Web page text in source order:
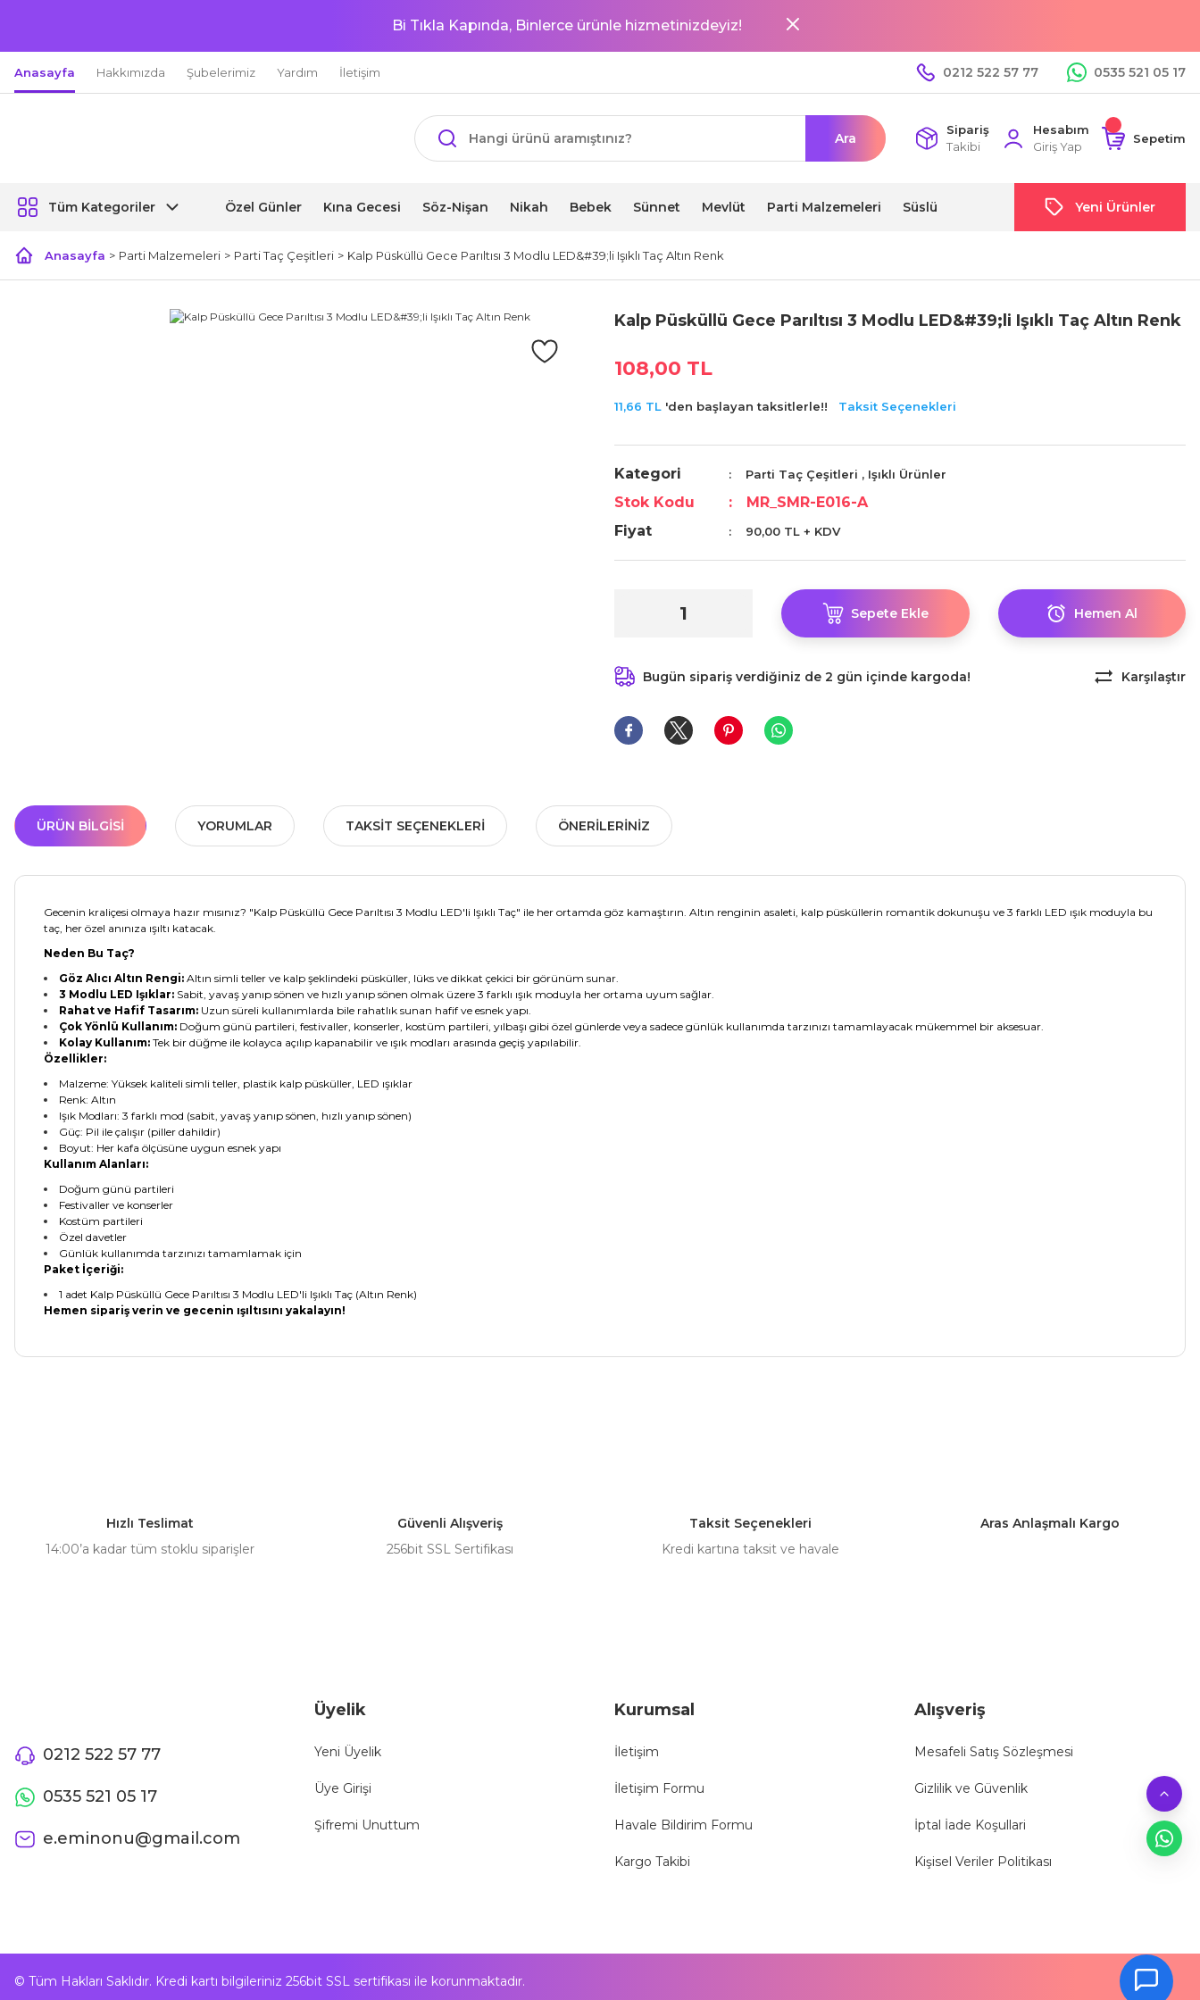
Bi Tıkla Kapında, Binlerce ürünle hizmetinizdeyiz!
Anasayfa Hakkımızda Şubelerimiz Yardım İletişim 0212 522 57 77 0535 521 05 17
Ara
Sipariş
Takibi
Hesabım
Giriş Yap
Sepetim
Tüm Kategoriler Özel Günler Kına Gecesi Söz-Nişan Nikah Bebek Sünnet Mevlüt Parti Malzemeleri Süslü Yeni Ürünler
Anasayfa Parti Malzemeleri Parti Taç Çeşitleri Kalp Püsküllü Gece Parıltısı 3 Modlu LED&#39;li Işıklı Taç Altın Renk
Kalp Püsküllü Gece Parıltısı 3 Modlu LED&#39;li Işıklı Taç Altın Renk
108,00 TL
11,66 TL 'den başlayan taksitlerle!! Taksit Seçenekleri
Kategori Parti Taç Çeşitleri , Işıklı Ürünler
Stok Kodu
MR_SMR-E016-A
Fiyat
90,00 TL + KDV
Sepete Ekle Hemen Al
Bugün sipariş verdiğiniz de 2 gün içinde kargoda! Karşılaştır
ÜRÜN BILGISI YORUMLAR TAKSIT SEÇENEKLERI ÖNERILERINIZ
Gecenin kraliçesi olmaya hazır mısınız? "Kalp Püsküllü Gece Parıltısı 3 Modlu LED'li Işıklı Taç" ile her ortamda göz kamaştırın. Altın renginin asaleti, kalp püsküllerin romantik dokunuşu ve 3 farklı LED ışık moduyla bu
taç, her özel anınıza ışıltı katacak.
Neden Bu Taç?
Göz Alıcı Altın Rengi: Altın simli teller ve kalp şeklindeki püsküller, lüks ve dikkat çekici bir görünüm sunar.
3 Modlu LED Işıklar: Sabit, yavaş yanıp sönen ve hızlı yanıp sönen olmak üzere 3 farklı ışık moduyla her ortama uyum sağlar.
Rahat ve Hafif Tasarım: Uzun süreli kullanımlarda bile rahatlık sunan hafif ve esnek yapı.
Çok Yönlü Kullanım: Doğum günü partileri, festivaller, konserler, kostüm partileri, yılbaşı gibi özel günlerde veya sadece günlük kullanımda tarzınızı tamamlayacak mükemmel bir aksesuar.
Kolay Kullanım: Tek bir düğme ile kolayca açılıp kapanabilir ve ışık modları arasında geçiş yapılabilir.
Özellikler:
Malzeme: Yüksek kaliteli simli teller, plastik kalp püsküller, LED ışıklar
Renk: Altın
Işık Modları: 3 farklı mod (sabit, yavaş yanıp sönen, hızlı yanıp sönen)
Güç: Pil ile çalışır (piller dahildir)
Boyut: Her kafa ölçüsüne uygun esnek yapı
Kullanım Alanları:
Doğum günü partileri
Festivaller ve konserler
Kostüm partileri
Özel davetler
Günlük kullanımda tarzınızı tamamlamak için
Paket İçeriği:
1 adet Kalp Püsküllü Gece Parıltısı 3 Modlu LED'li Işıklı Taç (Altın Renk)
Hemen sipariş verin ve gecenin ışıltısını yakalayın!
Ürün fiyatı diğer sitelerden daha pahalı.
Gönder
Hızlı Teslimat
14:00’a kadar tüm stoklu siparişler
Güvenli Alışveriş
256bit SSL Sertifikası
Taksit Seçenekleri
Kredi kartına taksit ve havale
Aras Anlaşmalı Kargo
0212 522 57 77
0535 521 05 17
e.eminonu@gmail.com
Üyelik
Yeni Üyelik
Üye Girişi
Şifremi Unuttum
Kurumsal
İletişim
İletişim Formu
Havale Bildirim Formu
Kargo Takibi
Alışveriş
Mesafeli Satış Sözleşmesi
Gizlilik ve Güvenlik
İptal İade Koşullari
Kişisel Veriler Politikası
© Tüm Hakları Saklıdır. Kredi kartı bilgileriniz 256bit SSL sertifikası ile korunmaktadır.